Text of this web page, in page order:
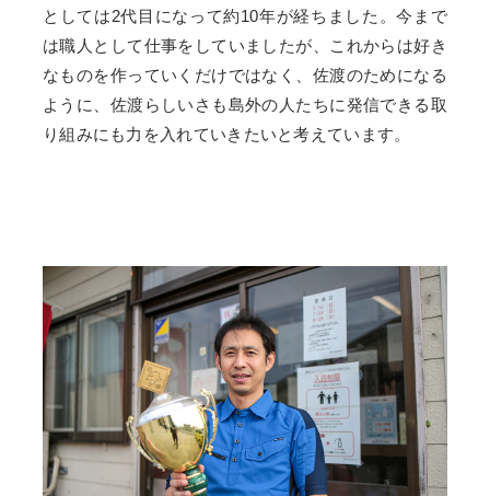
としては2代目になって約10年が経ちました。今まで
は職人として仕事をしていましたが、これからは好き
なものを作っていくだけではなく、佐渡のためになる
ように、佐渡らしいさも島外の人たちに発信できる取
り組みにも力を入れていきたいと考えています。